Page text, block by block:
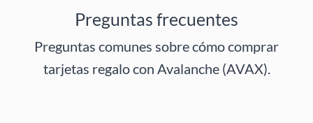
Preguntas frecuentes
Preguntas comunes sobre cómo comprar
tarjetas regalo con Avalanche (AVAX).